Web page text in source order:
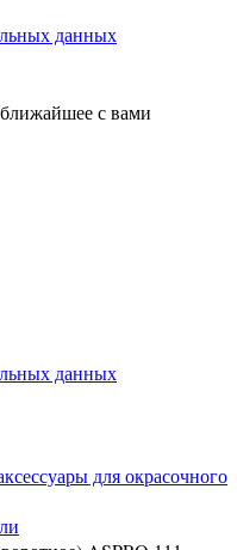
данных
с вами
данных
для окрасочного